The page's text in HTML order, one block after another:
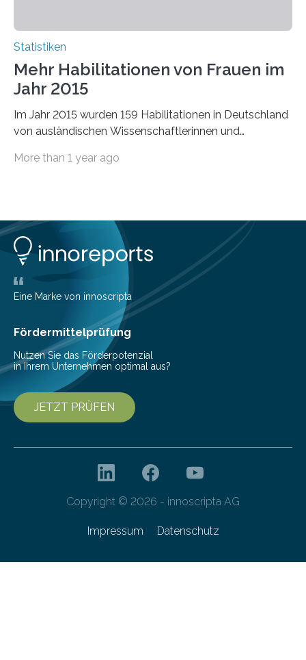
Statistiken
Mehr Habilitationen von Frauen im
Jahr 2015
Im Jahr 2015 wurden 159 Habilitationen in Deutschland
von ausländischen Wissenschaftlerinnen und
More than 1 year ago
Eine Marke von innoscripta
Fördermittelprüfung
Nutzen Sie das Förderpotenzial
in Ihrem Unternehmen optimal aus?
JETZT PRÜFEN
Copyright © 2026 - innoscripta AG
Impressum Datenschutz